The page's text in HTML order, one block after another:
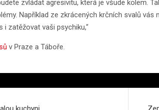
zvládat agresivitu, která je všude kolem.
Například ze zkrácených krčních svalů
i zatěžovat vaši psychiku,“
v Praze a Táboře.